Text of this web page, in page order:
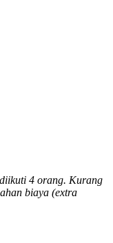
4 orang. Kurang
biaya (extra